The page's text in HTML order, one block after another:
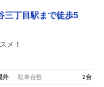
三丁目駅まで徒歩5
メ！
外 駐車台数 2台